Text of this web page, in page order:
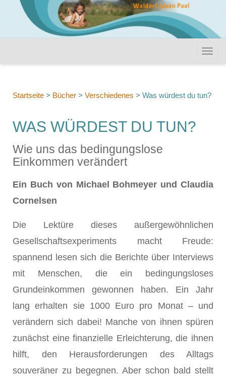
Startseite > Bücher > Verschiedenes > Was würdest du tun?
WAS WÜRDEST DU TUN?
Wie uns das bedingungslose
Einkommen verändert
Ein Buch von Michael Bohmeyer und Claudia
Cornelsen
Die Lektüre dieses außergewöhnlichen
Gesellschaftsexperiments macht Freude:
spannend lesen sich die Berichte über Interviews
mit Menschen, die ein bedingungsloses
Grundeinkommen gewonnen haben. Ein Jahr
lang erhalten sie 1000 Euro pro Monat – und
verändern sich dabei! Manche von ihnen spüren
zunächst eine finanzielle Erleichterung, die ihnen
hilft, den Herausforderungen des Alltags
souveräner zu begegnen. Aber schon bald stellt